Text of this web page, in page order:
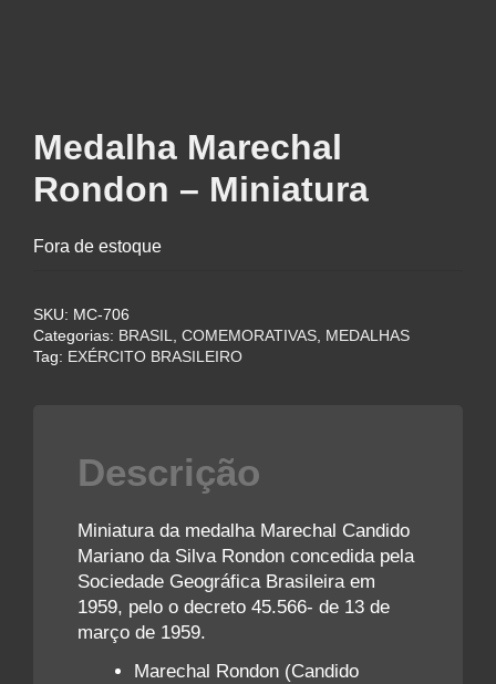
Medalha Marechal
Rondon – Miniatura
Fora de estoque
SKU: MC-706
Categorias: BRASIL, COMEMORATIVAS, MEDALHAS
Tag: EXÉRCITO BRASILEIRO
Descrição
Miniatura da medalha Marechal Candido
Mariano da Silva Rondon concedida pela
Sociedade Geográfica Brasileira em
1959, pelo o decreto 45.566- de 13 de
março de 1959.
Marechal Rondon (Candido